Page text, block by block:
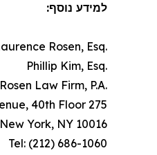
למידע נוסף:
.Laurence Rosen, Esq
.Phillip Kim, Esq
.The Rosen Law Firm, P.A
275 Madison Avenue, 40th Floor
New York, NY 10016
Tel: (212) 686-1060